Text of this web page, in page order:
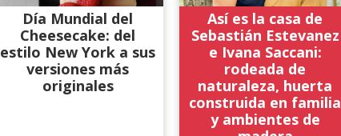
Día Mundial del
Cheesecake: del
estilo New York a sus
versiones más
originales
Así es la casa de
Sebastián Estevanez
e Ivana Saccani:
rodeada de
naturaleza, huerta
construida en familia
y ambientes de